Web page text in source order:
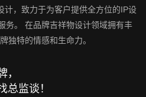
计，致力于为客户提供全方位的IP设
务。 在品牌吉祥物设计领域拥有丰
独特的情感和生命力。
，
总监谈！